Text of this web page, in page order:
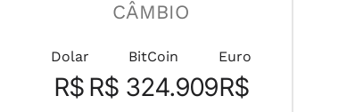
CÂMBIO
Dolar
R$
BitCoin
R$ 324.909
Euro
R$